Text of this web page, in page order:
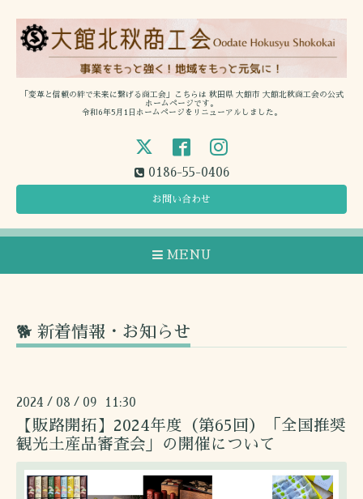
「変革と信頼の絆で未来に繋げる商工会」こちらは 秋田県 大館市 大館北秋商工会の公式
ホームページです。
令和6年5月1日ホームページをリニューアルしました。
0186-55-0406
お問い合わせ
MENU
🐕 新着情報・お知らせ
2024 / 08 / 09 11:30
【販路開拓】2024年度（第65回）「全国推奨
観光土産品審査会」の開催について